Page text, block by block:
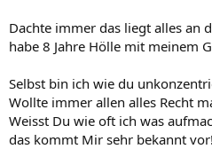
Dachte immer das liegt alles an
habe 8 Jahre Hölle mit meinem
Selbst bin ich wie du
Wollte immer allen alles Recht
Weisst Du wie oft ich was
das kommt Mir sehr bekannt